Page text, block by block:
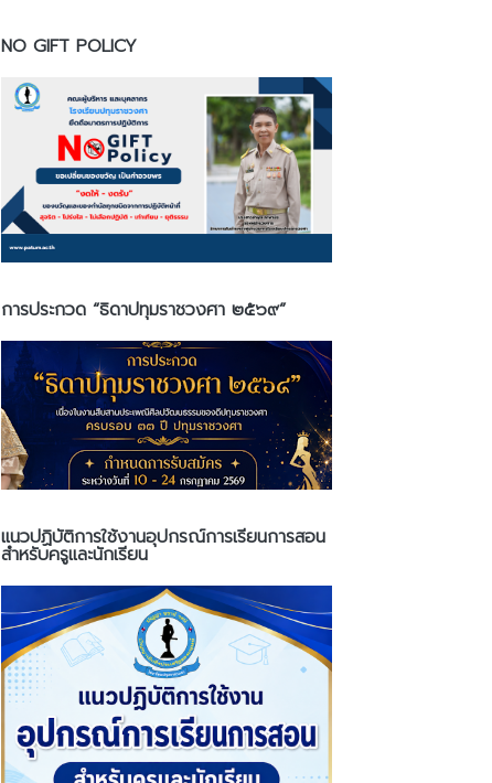
NO GIFT POLICY
การประกวด “ธิดาปทุมราชวงศา ๒๕๖๙”
แนวปฏิบัติการใช้งานอุปกรณ์การเรียนการสอน
สำหรับครูและนักเรียน